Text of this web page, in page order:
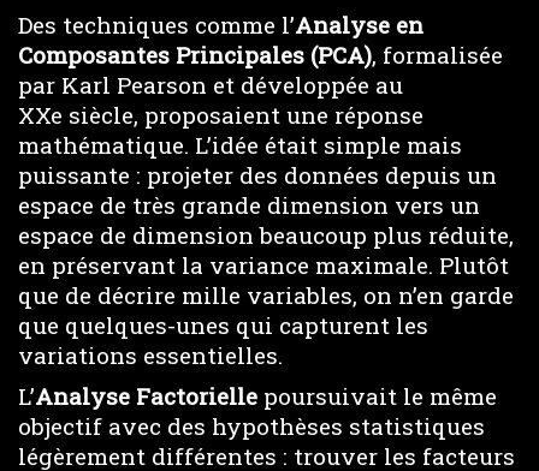
Des techniques comme l’Analyse en
Composantes Principales (PCA), formalisée
par Karl Pearson et développée au
XXe siècle, proposaient une réponse
mathématique. L’idée était simple mais
puissante : projeter des données depuis un
espace de très grande dimension vers un
espace de dimension beaucoup plus réduite,
en préservant la variance maximale. Plutôt
que de décrire mille variables, on n’en garde
que quelques-unes qui capturent les
variations essentielles.
L’Analyse Factorielle poursuivait le même
objectif avec des hypothèses statistiques
légèrement différentes : trouver les facteurs